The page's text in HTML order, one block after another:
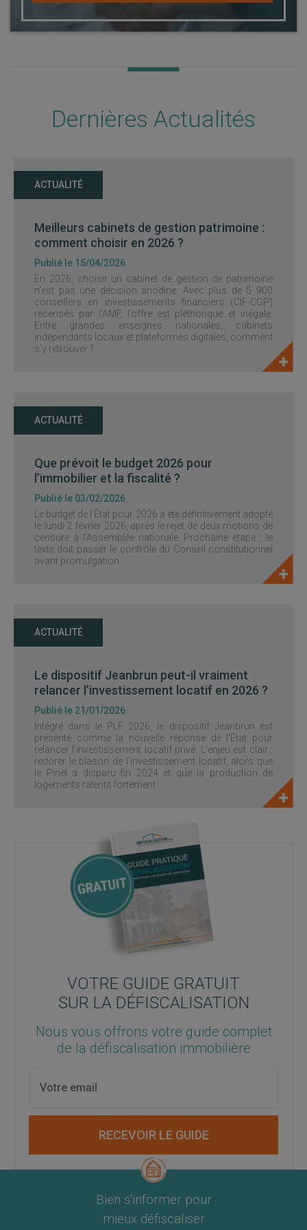
Dernières Actualités
ACTUALITÉ
Meilleurs cabinets de gestion patrimoine :
comment choisir en 2026 ?
Publié le 15/04/2026
En 2026, choisir un cabinet de gestion de patrimoine
n’est pas une décision anodine. Avec plus de 5 900
conseillers en investissements financiers (CIF-CGP)
recensés par l’AMF, l’offre est pléthorique et inégale.
Entre grandes enseignes nationales, cabinets
indépendants locaux et plateformes digitales, comment
s’y retrouver ?
ACTUALITÉ
Que prévoit le budget 2026 pour
l’immobilier et la fiscalité ?
Publié le 03/02/2026
Le budget de l’État pour 2026 a été définitivement adopté
le lundi 2 février 2026, après le rejet de deux motions de
censure à l’Assemblée nationale. Prochaine étape : le
texte doit passer le contrôle du Conseil constitutionnel
avant promulgation.
ACTUALITÉ
Le dispositif Jeanbrun peut-il vraiment
relancer l’investissement locatif en 2026 ?
Publié le 21/01/2026
Intégré dans le PLF 2026, le dispositif Jeanbrun est
présenté comme la nouvelle réponse de l’État pour
relancer l’investissement locatif privé. L’enjeu est clair :
redorer le blason de l’investissement locatif, alors que
le Pinel a disparu fin 2024 et que la production de
logements ralentit fortement.
VOTRE GUIDE GRATUIT
SUR LA DÉFISCALISATION
Nous vous offrons votre guide complet
de la défiscalisation immobilière
RECEVOIR LE GUIDE
Bien s'informer pour
mieux défiscaliser